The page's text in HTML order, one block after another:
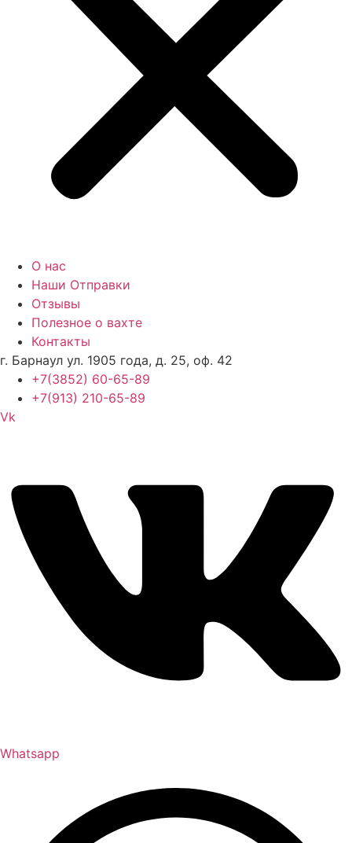
О нас
Наши Отправки
Отзывы
Полезное о вахте
Контакты
г. Барнаул ул. 1905 года, д. 25, оф. 42
+7(3852) 60-65-89
+7(913) 210-65-89
Vk
Whatsapp